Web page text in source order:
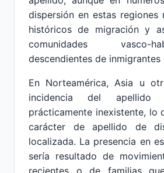
dispersión en estas regiones
históricos de migración y
comunidades vasco-
descendientes de inmigrantes
En Norteamérica, Asia u
incidencia del apellido
prácticamente inexistente, lo
carácter de apellido de
localizada. La presencia en
sería resultado de
recientes o de familias